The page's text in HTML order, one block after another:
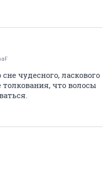
чудесного, ласкового
что волосы